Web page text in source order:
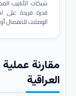
قدرة فريدة على
الوصلات للانفصال
مقارنة عملية
العراقية